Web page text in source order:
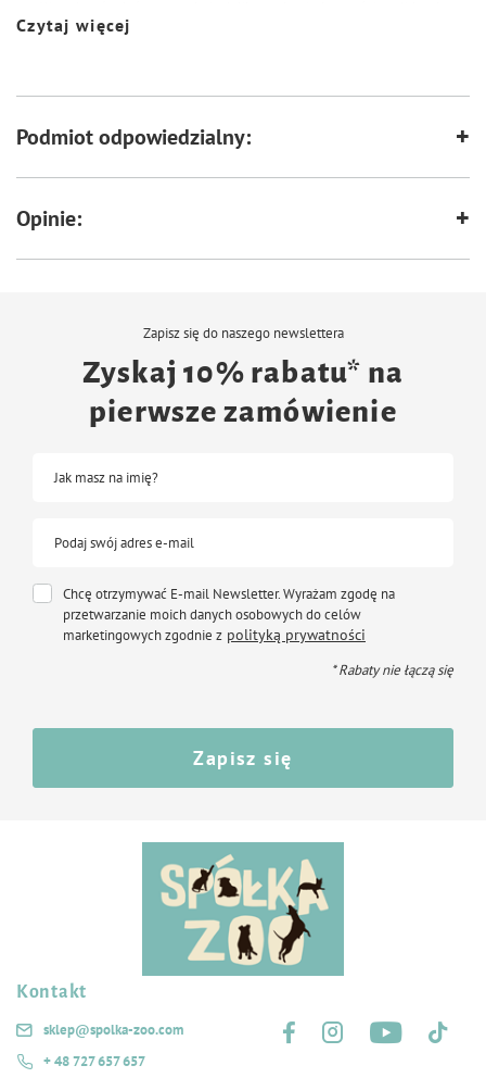
rozwiązań.
- odporny na warunki atmosferyczne – nie rdzewieje, nie nagrzewa się, nie
- wyposażony w gumową osłonę chroniącą górną szczękę
- zamknięty koszykowy kształt zapewnia bezpieczeństwo
- klasyczny czarny kolor
Konstrukcja kagańca pozwala na swobodny przepływ powietrza, nie
ogranicza pyska i nie sprawia dyskomfortu, nawet przy dłuższym noszeniu. To
Ze względów higienicznych produkt nie podlega zwrotowi.
Czytaj więcej
Podmiot odpowiedzialny:
Opinie:
Zapisz się do naszego newslettera
Zyskaj 10% rabatu* na
pierwsze zamówienie
Jak masz na imię?
Podaj swój adres e-mail
Chcę otrzymywać E-mail Newsletter. Wyrażam zgodę na
przetwarzanie moich danych osobowych do celów
marketingowych zgodnie z polityką prywatności
* Rabaty nie łączą się
Zapisz się
Kontakt
sklep@spolka-zoo.com
+ 48 727 657 657